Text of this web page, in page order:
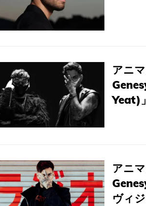
アニ
Yeat)
アニ
ヴィ